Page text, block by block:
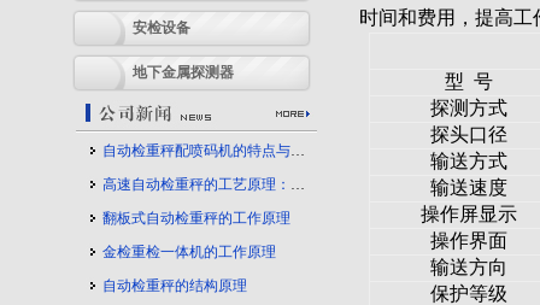
安检设备
地下金属探测器
自动检重秤配喷码机的特点与应用
高速自动检重秤的工艺原理：守护产品质量的幕后力量
翻板式自动检重秤的工作原理
金检重检一体机的工作原理
自动检重秤的结构原理
时间和费用，提高工
型 号
探测方式
探头口径
输送方式
输送速度
操作屏显示
操作界面
输送方向
保护等级